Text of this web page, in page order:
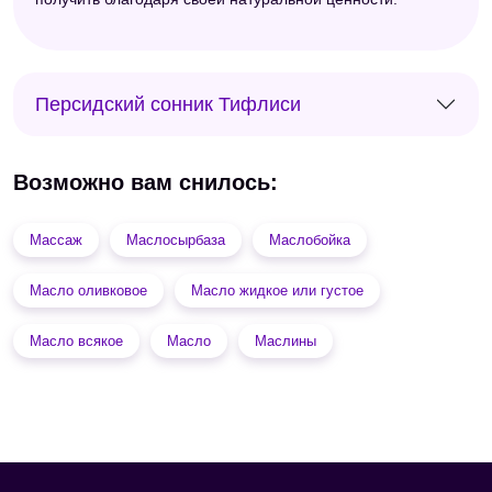
Персидский сонник Тифлиси
Возможно вам снилось:
Массаж Маслосырбаза Маслобойка
Масло оливковое Масло жидкое или густое
Масло всякое Масло Маслины